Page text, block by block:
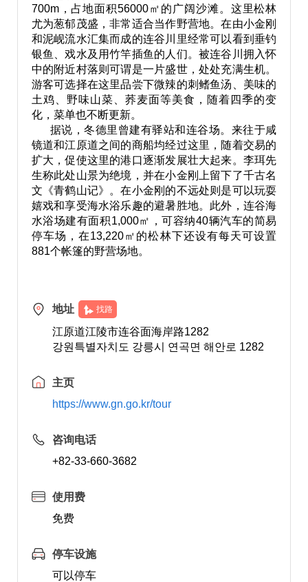
700m，占地面积56000㎡的广阔沙滩。这里松林
尤为葱郁茂盛，非常适合当作野营地。在由小金刚
和泥岘流水汇集而成的连谷川里经常可以看到垂钓
银鱼、戏水及用竹竿插鱼的人们。被连谷川拥入怀
中的附近村落则可谓是一片盛世，处处充满生机。
游客可选择在这里品尝下微辣的刺鳍鱼汤、美味的
土鸡、野味山菜、荞麦面等美食，随着四季的变
化，菜单也不断更新。
据说，冬德里曾建有驿站和连谷场。来往于咸
镜道和江原道之间的商船均经过这里，随着交易的
扩大，促使这里的港口逐渐发展壮大起来。李珥先
生称此处山景为绝境，并在小金刚上留下了千古名
文《青鹤山记》。在小金刚的不远处则是可以玩耍
嬉戏和享受海水浴乐趣的避暑胜地。此外，连谷海
水浴场建有面积1,000㎡，可容纳40辆汽车的简易
停车场，在13,220㎡的松林下还设有每天可设置
881个帐篷的野营场地。
地址 找路
江原道江陵市连谷面海岸路1282
강원특별자치도 강릉시 연곡면 해안로 1282
主页
https://www.gn.go.kr/tour
咨询电话
+82-33-660-3682
使用费
免费
停车设施
可以停车